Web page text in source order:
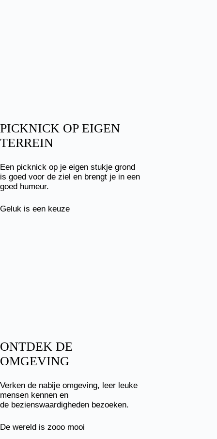
PICKNICK OP EIGEN
TERREIN
Een picknick op je eigen stukje grond
is goed voor de ziel en brengt je in een
goed humeur.
Geluk is een keuze
ONTDEK DE
OMGEVING
Verken de nabije omgeving, leer leuke
mensen kennen en
de bezienswaardigheden bezoeken.
De wereld is zooo mooi